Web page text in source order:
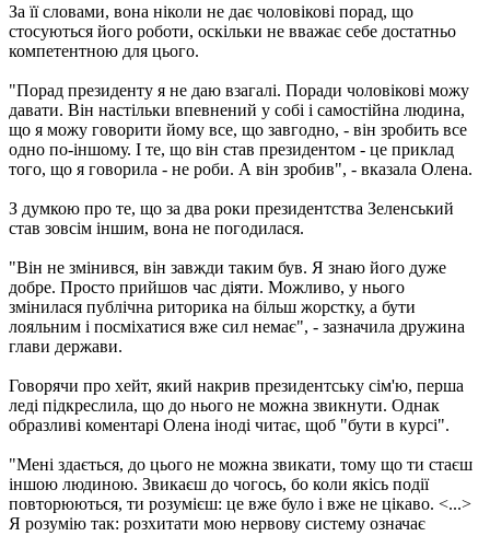
За її словами, вона ніколи не дає чоловікові порад, що
стосуються його роботи, оскільки не вважає себе достатньо
компетентною для цього.
"Порад президенту я не даю взагалі. Поради чоловікові можу
давати. Він настільки впевнений у собі і самостійна людина,
що я можу говорити йому все, що завгодно, - він зробить все
одно по-іншому. І те, що він став президентом - це приклад
того, що я говорила - не роби. А він зробив", - вказала Олена.
З думкою про те, що за два роки президентства Зеленський
став зовсім іншим, вона не погодилася.
"Він не змінився, він завжди таким був. Я знаю його дуже
добре. Просто прийшов час діяти. Можливо, у нього
змінилася публічна риторика на більш жорстку, а бути
лояльним і посміхатися вже сил немає", - зазначила дружина
глави держави.
Говорячи про хейт, який накрив президентську сім'ю, перша
леді підкреслила, що до нього не можна звикнути. Однак
образливі коментарі Олена іноді читає, щоб "бути в курсі".
"Мені здається, до цього не можна звикати, тому що ти стаєш
іншою людиною. Звикаєш до чогось, бо коли якісь події
повторюються, ти розумієш: це вже було і вже не цікаво. <...>
Я розумію так: розхитати мою нервову систему означає